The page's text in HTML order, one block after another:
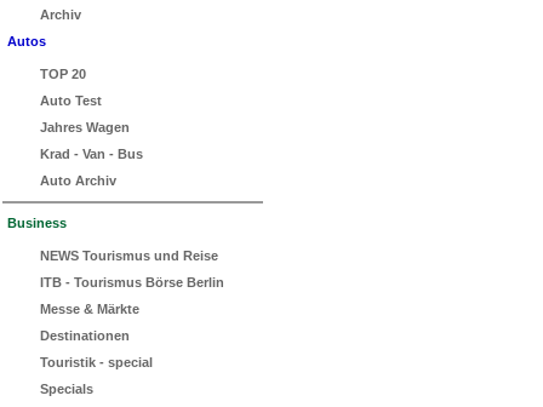
Archiv
Autos
TOP 20
Auto Test
Jahres Wagen
Krad - Van - Bus
Auto Archiv
Business
NEWS Tourismus und Reise
ITB - Tourismus Börse Berlin
Messe & Märkte
Destinationen
Touristik - special
Specials